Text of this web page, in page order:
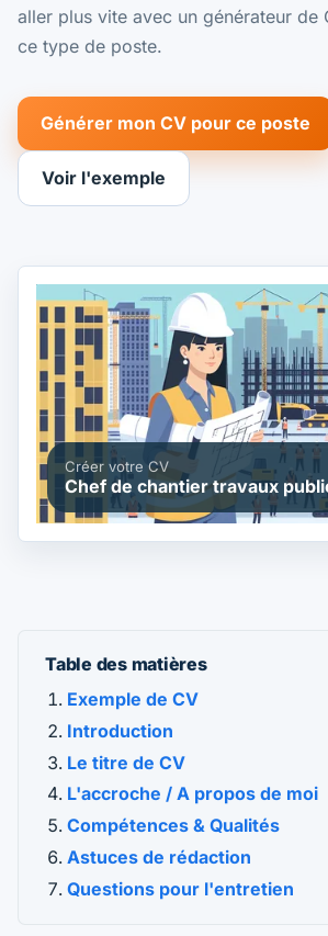
aller plus vite avec un générateur de
ce type de poste.
Générer mon CV pour ce poste
Voir l'exemple
Créer votre CV
Chef de chantier travaux
Table des matières
Exemple de CV
Introduction
Le titre de CV
L'accroche / A propos de moi
Compétences & Qualités
Astuces de rédaction
Questions pour l'entretien